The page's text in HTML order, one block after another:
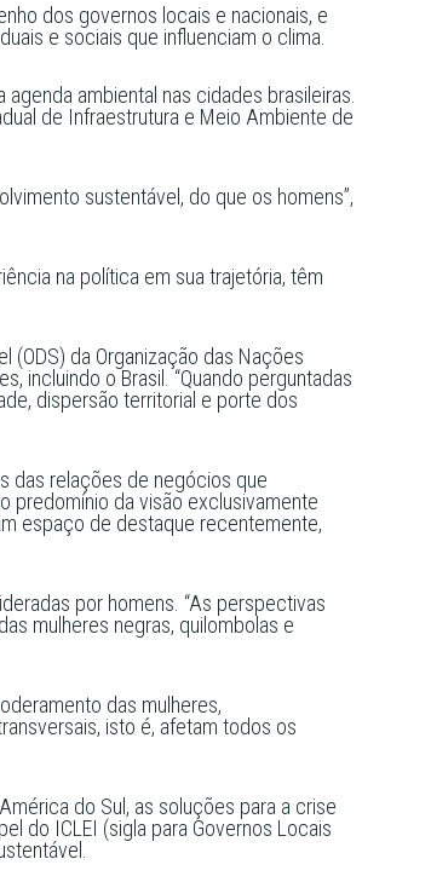
dos governos locais e nacionais, e
e sociais que influenciam o clima.
ambiental nas cidades brasileiras.
de Infraestrutura e Meio Ambiente de
sustentável, do que os homens”,
na política em sua trajetória, têm
da Organização das Nações
incluindo o Brasil. “Quando perguntadas
dispersão territorial e porte dos
das relações de negócios que
predomínio da visão exclusivamente
espaço de destaque recentemente,
por homens. “As perspectivas
mulheres negras, quilombolas e
das mulheres,
isto é, afetam todos os
do Sul, as soluções para a crise
do ICLEI (sigla para Governos Locais